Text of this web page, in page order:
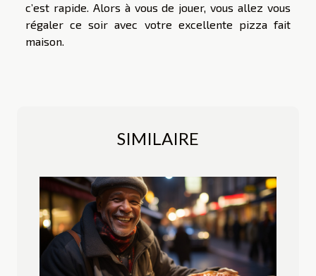
c’est rapide. Alors à vous de jouer, vous allez vous
régaler ce soir avec votre excellente pizza fait
maison.
SIMILAIRE